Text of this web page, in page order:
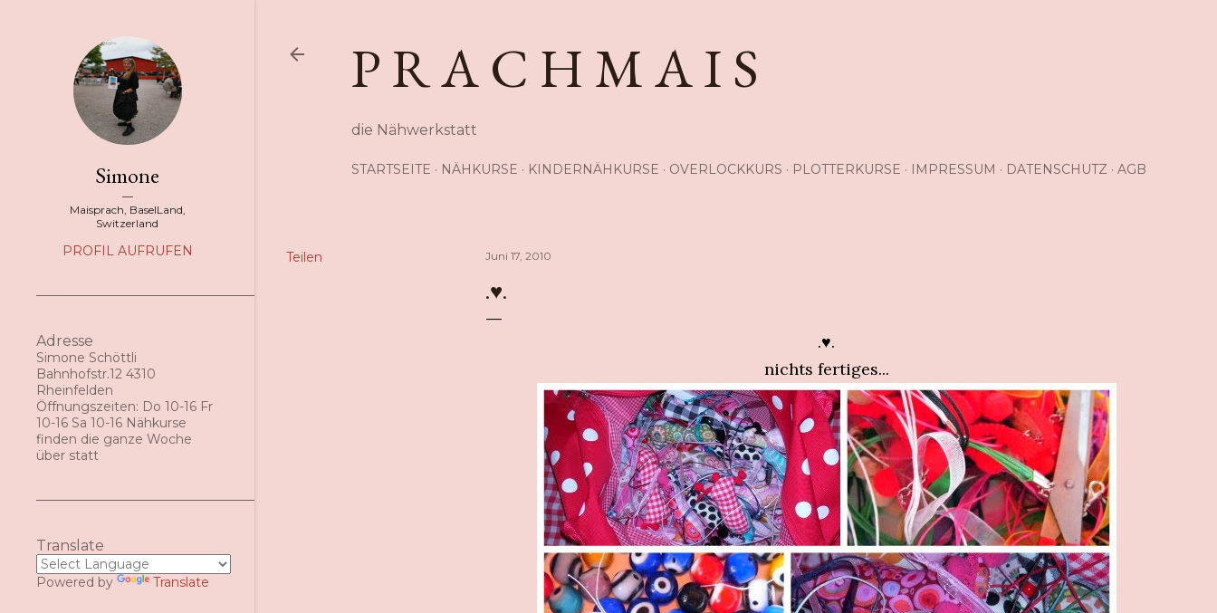
P R A C H M A I S
die Nähwerkstatt
STARTSEITE NÄHKURSE KINDERNÄHKURSE OVERLOCKKURS PLOTTERKURSE IMPRESSUM DATENSCHUTZ AGB
Teilen Juni 17, 2010
.♥.
.♥.
nichts fertiges...
Simone
Maisprach, BaselLand,
Switzerland
PROFIL AUFRUFEN
Adresse
Simone Schöttli
Bahnhofstr.12 4310
Rheinfelden
Öffnungszeiten: Do 10-16 Fr
10-16 Sa 10-16 Nähkurse
finden die ganze Woche
über statt
Translate
Powered by Translate